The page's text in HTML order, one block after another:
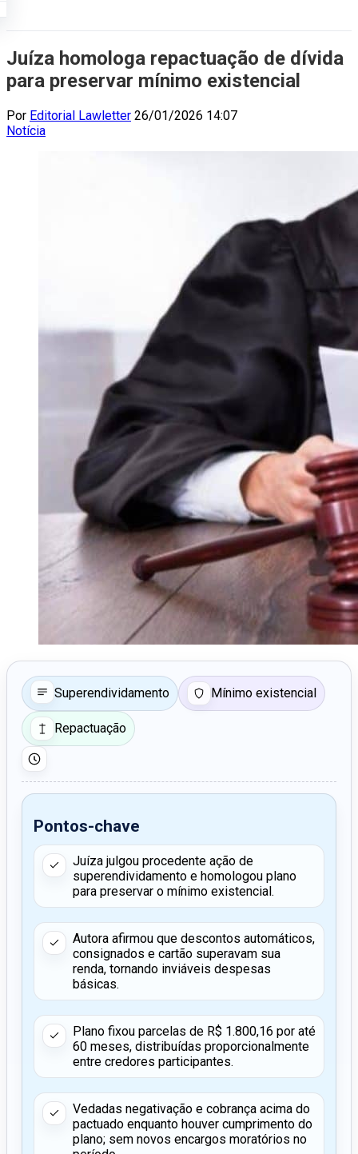
Juíza homologa repactuação de dívida
para preservar mínimo existencial
Por Editorial Lawletter 26/01/2026 14:07
Notícia
Superendividamento Mínimo existencial
Repactuação
Pontos-chave
Juíza julgou procedente ação de
superendividamento e homologou plano
para preservar o mínimo existencial.
Autora afirmou que descontos automáticos,
consignados e cartão superavam sua
renda, tornando inviáveis despesas
básicas.
Plano fixou parcelas de R$ 1.800,16 por até
60 meses, distribuídas proporcionalmente
entre credores participantes.
Vedadas negativação e cobrança acima do
pactuado enquanto houver cumprimento do
plano; sem novos encargos moratórios no